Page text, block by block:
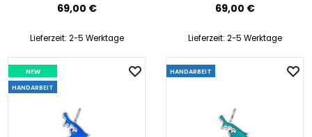
69,00 €
Lieferzeit: 2-5 Werktage
69,00 €
Lieferzeit: 2-5 Werktage
NEW
HANDARBEIT
HANDARBEIT